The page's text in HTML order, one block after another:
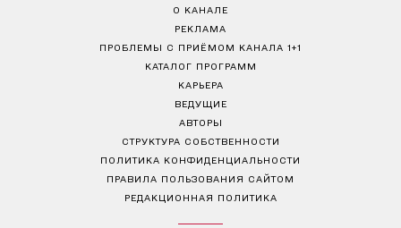
О КАНАЛЕ
РЕКЛАМА
ПРОБЛЕМЫ С ПРИЁМОМ КАНАЛА 1+1
КАТАЛОГ ПРОГРАММ
КАРЬЕРА
ВЕДУЩИЕ
АВТОРЫ
СТРУКТУРА СОБСТВЕННОСТИ
ПОЛИТИКА КОНФИДЕНЦИАЛЬНОСТИ
ПРАВИЛА ПОЛЬЗОВАНИЯ САЙТОМ
РЕДАКЦИОННАЯ ПОЛИТИКА